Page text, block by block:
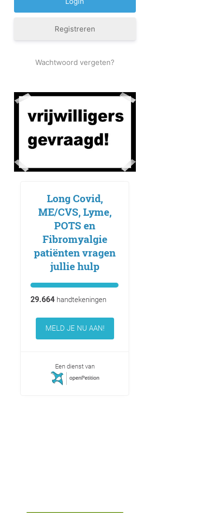
Registreren
Wachtwoord vergeten?
Long Covid,
ME/CVS, Lyme,
POTS en
Fibromyalgie
patiënten vragen
jullie hulp
29.664 handtekeningen
MELD JE NU AAN!
Een dienst van